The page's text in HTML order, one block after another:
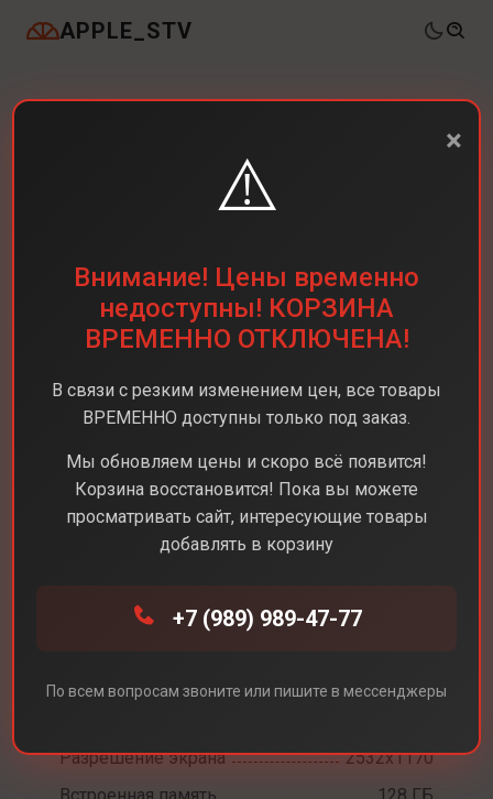
APPLE_STV
Смартфоны iPhone 14
Разрешение экрана
2532x1170
×
⚠️
Внимание! Цены временно
недоступны! КОРЗИНА
ВРЕМЕННО ОТКЛЮЧЕНА!
В связи с резким изменением цен, все товары
ВРЕМЕННО доступны только под заказ.
Мы обновляем цены и скоро всё появится!
Корзина восстановится! Пока вы можете
просматривать сайт, интересующие товары
добавлять в корзину
+7 (989) 989-47-77
По всем вопросам звоните или пишите в мессенджеры